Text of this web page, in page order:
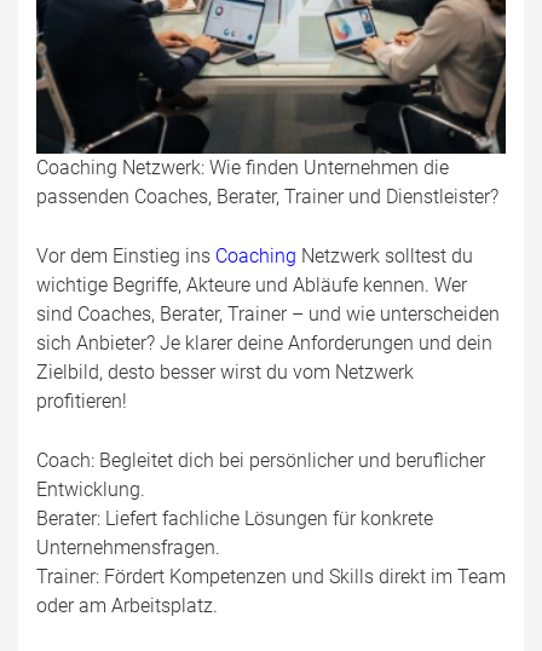
Coaching Netzwerk: Wie finden Unternehmen die
passenden Coaches, Berater, Trainer und Dienstleister?
Vor dem Einstieg ins Coaching Netzwerk solltest du
wichtige Begriffe, Akteure und Abläufe kennen. Wer
sind Coaches, Berater, Trainer – und wie unterscheiden
sich Anbieter? Je klarer deine Anforderungen und dein
Zielbild, desto besser wirst du vom Netzwerk
profitieren!
Coach: Begleitet dich bei persönlicher und beruflicher
Entwicklung.
Berater: Liefert fachliche Lösungen für konkrete
Unternehmensfragen.
Trainer: Fördert Kompetenzen und Skills direkt im Team
oder am Arbeitsplatz.